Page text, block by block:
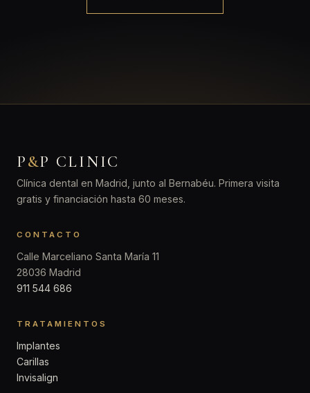
P&P CLINIC
Clínica dental en Madrid, junto al Bernabéu. Primera visita
gratis y financiación hasta 60 meses.
CONTACTO
Calle Marceliano Santa María 11
28036 Madrid
911 544 686
TRATAMIENTOS
Implantes
Carillas
Invisalign